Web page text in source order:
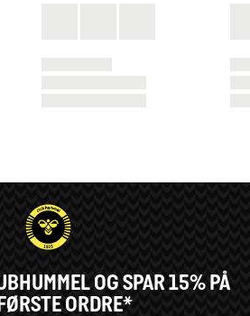
OG SPAR 15% PÅ
ORDRE*